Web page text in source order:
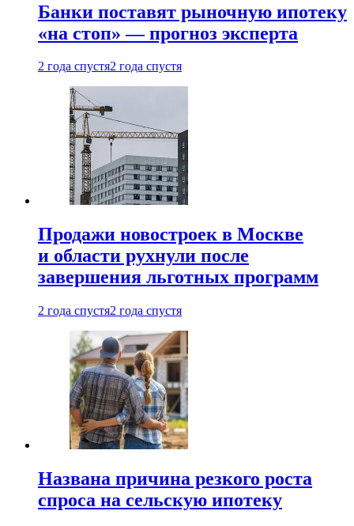
Банки поставят рыночную ипотеку
«на стоп» — прогноз эксперта
2 года спустя2 года спустя
Продажи новостроек в Москве
и области рухнули после
завершения льготных программ
2 года спустя2 года спустя
Названа причина резкого роста
спроса на сельскую ипотеку